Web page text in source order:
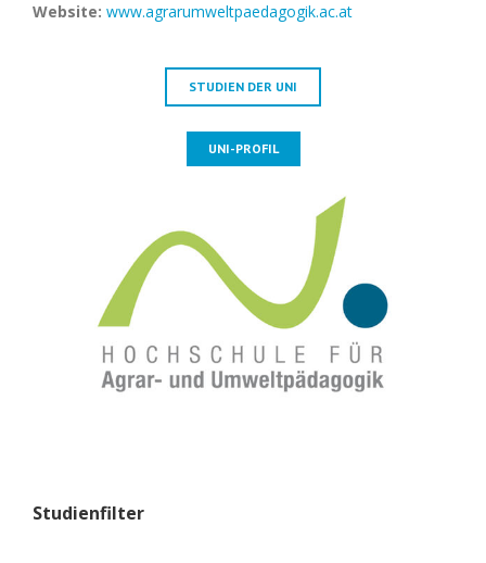
Website: www.agrarumweltpaedagogik.ac.at
STUDIEN DER UNI
UNI-PROFIL
Studienfilter